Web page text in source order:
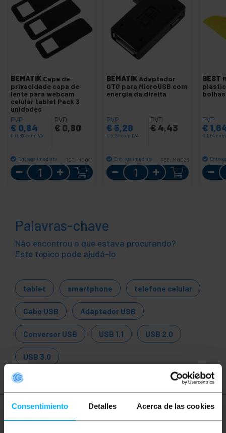
Consentimiento Detalles Acerca de las cookies
BEMATIK Capa de
privacidade capa de
lente para webcam
celular tablet Pack 3
unidades
PVP
€ 0,84
€ 0,84 com IVA
PVD
€0,80
Entrega imediata REF: MD091
Quantidade
BEMATIK Adaptador
OTG para MicroUSB com
energia da direita
PVP
€ 5,28
€ 5,28 com IVA
PVD
€4,43
Entrega imediata REF: MH026
Quantidade
BEST
PVP
€
€ 1,64
Palavras-chave
Não encontrou o que estava procurando?
Este tópico pode ajudá-lo
tablet smartphone telefone celular
Cabo USB Adaptador USB
Conversor USB USB 1.1 USB 2.0
USB 3.0
Mais informações